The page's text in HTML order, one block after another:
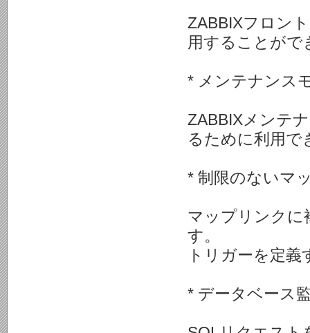
ZABBIXフロン
用することがで
* メンテナンス
ZABBIXメンテ
るために利用で
* 制限のないマ
マップリンクに
す。
トリガーを定
* データベース